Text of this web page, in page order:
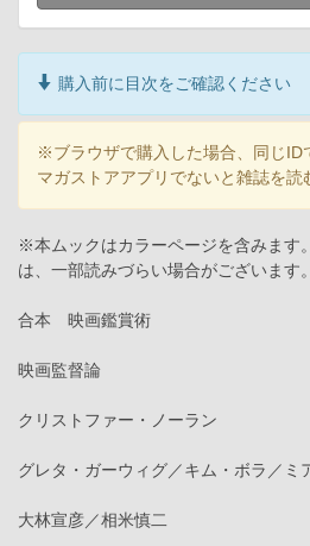
購入前に目次をご確認ください
※ブラウザで購入した場合、同じID
マガストアアプリでないと雑誌を読
※本ムックはカラーページを含みます
は、一部読みづらい場合がございます。
合本 映画鑑賞術
映画監督論
クリストファー・ノーラン
グレタ・ガーウィグ／キム・ボラ／ミ
大林宣彦／相米慎二